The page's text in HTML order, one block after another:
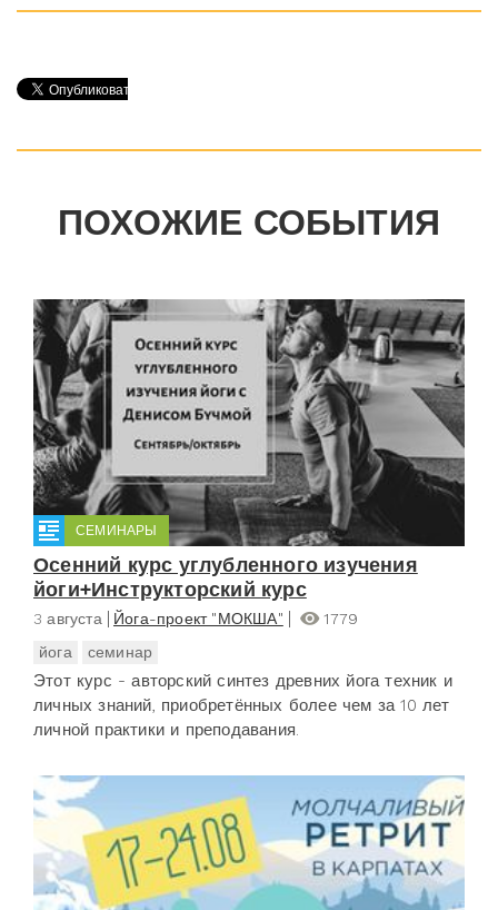
ПОХОЖИЕ СОБЫТИЯ
СЕМИНАРЫ
Осенний курс углубленного изучения
йоги+Инструкторский курс
3 августа Йога-проект "МОКША"
1779
йога
семинар
Этот курс - авторский синтез древних йога техник и
личных знаний, приобретённых более чем за 10 лет
личной практики и преподавания.